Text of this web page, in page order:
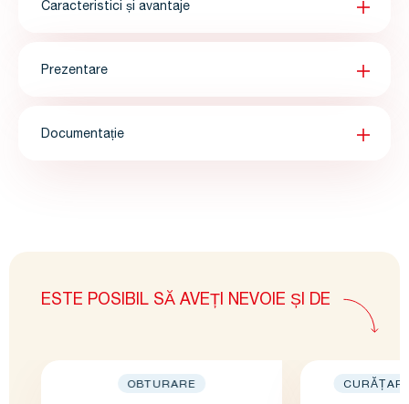
Caracteristici și avantaje
Prezentare
Documentație
ESTE POSIBIL SĂ AVEȚI NEVOIE ȘI DE
OBTURARE